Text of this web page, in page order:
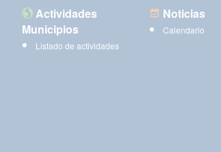
Actividades
Municipios
Listado de actividades
Noticias
Calendario